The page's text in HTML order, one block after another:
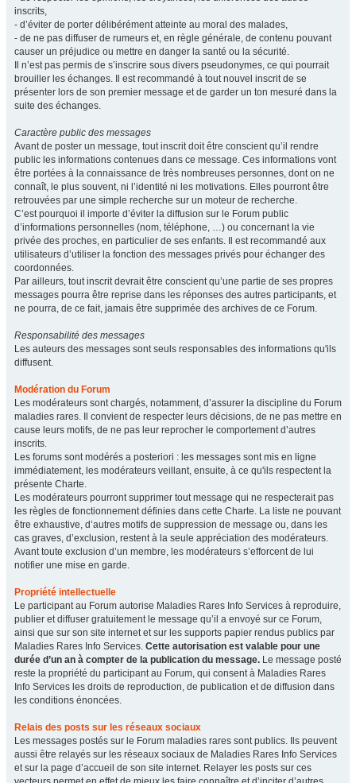
inscrits,
- d’éviter de porter délibérément atteinte au moral des malades,
- de ne pas diffuser de rumeurs et, en règle générale, de contenu pouvant
causer un préjudice ou mettre en danger la santé ou la sécurité.
Il n’est pas permis de s’inscrire sous divers pseudonymes, ce qui pourrait
brouiller les échanges. Il est recommandé à tout nouvel inscrit de se
présenter lors de son premier message et de garder un ton mesuré dans la
suite des échanges.
Caractère public des messages
Avant de poster un message, tout inscrit doit être conscient qu’il rendre
public les informations contenues dans ce message. Ces informations vont
être portées à la connaissance de très nombreuses personnes, dont on ne
connaît, le plus souvent, ni l’identité ni les motivations. Elles pourront être
retrouvées par une simple recherche sur un moteur de recherche.
C’est pourquoi il importe d’éviter la diffusion sur le Forum public
d’informations personnelles (nom, téléphone, …) ou concernant la vie
privée des proches, en particulier de ses enfants. Il est recommandé aux
utilisateurs d’utiliser la fonction des messages privés pour échanger des
coordonnées.
Par ailleurs, tout inscrit devrait être conscient qu’une partie de ses propres
messages pourra être reprise dans les réponses des autres participants, et
ne pourra, de ce fait, jamais être supprimée des archives de ce Forum.
Responsabilité des messages
Les auteurs des messages sont seuls responsables des informations qu'ils
diffusent.
Modération du Forum
Les modérateurs sont chargés, notamment, d’assurer la discipline du Forum
maladies rares. Il convient de respecter leurs décisions, de ne pas mettre en
cause leurs motifs, de ne pas leur reprocher le comportement d’autres
inscrits.
Les forums sont modérés a posteriori : les messages sont mis en ligne
immédiatement, les modérateurs veillant, ensuite, à ce qu'ils respectent la
présente Charte.
Les modérateurs pourront supprimer tout message qui ne respecterait pas
les règles de fonctionnement définies dans cette Charte. La liste ne pouvant
être exhaustive, d’autres motifs de suppression de message ou, dans les
cas graves, d’exclusion, restent à la seule appréciation des modérateurs.
Avant toute exclusion d’un membre, les modérateurs s’efforcent de lui
notifier une mise en garde.
Propriété intellectuelle
Le participant au Forum autorise Maladies Rares Info Services à reproduire,
publier et diffuser gratuitement le message qu’il a envoyé sur ce Forum,
ainsi que sur son site internet et sur les supports papier rendus publics par
Maladies Rares Info Services. Cette autorisation est valable pour une
durée d’un an à compter de la publication du message. Le message posté
reste la propriété du participant au Forum, qui consent à Maladies Rares
Info Services les droits de reproduction, de publication et de diffusion dans
les conditions énoncées.
Relais des posts sur les réseaux sociaux
Les messages postés sur le Forum maladies rares sont publics. Ils peuvent
aussi être relayés sur les réseaux sociaux de Maladies Rares Info Services
et sur la page d’accueil de son site internet. Relayer les posts sur ces